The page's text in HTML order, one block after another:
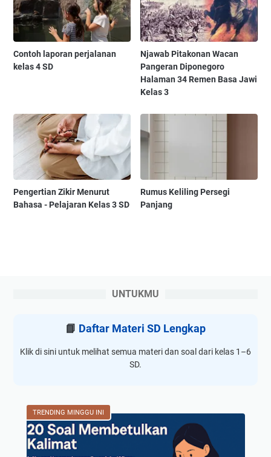
Contoh laporan perjalanan
kelas 4 SD
Njawab Pitakonan Wacan
Pangeran Diponegoro
Halaman 34 Remen Basa Jawi
Kelas 3
Pengertian Zikir Menurut
Bahasa - Pelajaran Kelas 3 SD
Rumus Keliling Persegi
Panjang
UNTUKMU
📘 Daftar Materi SD Lengkap
Klik di sini untuk melihat semua materi dan soal dari kelas 1–6
SD.
TRENDING MINGGU INI